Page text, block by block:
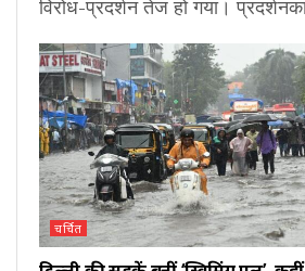
विरोध-प्रदर्शन तेज हो गया।
चर्चित